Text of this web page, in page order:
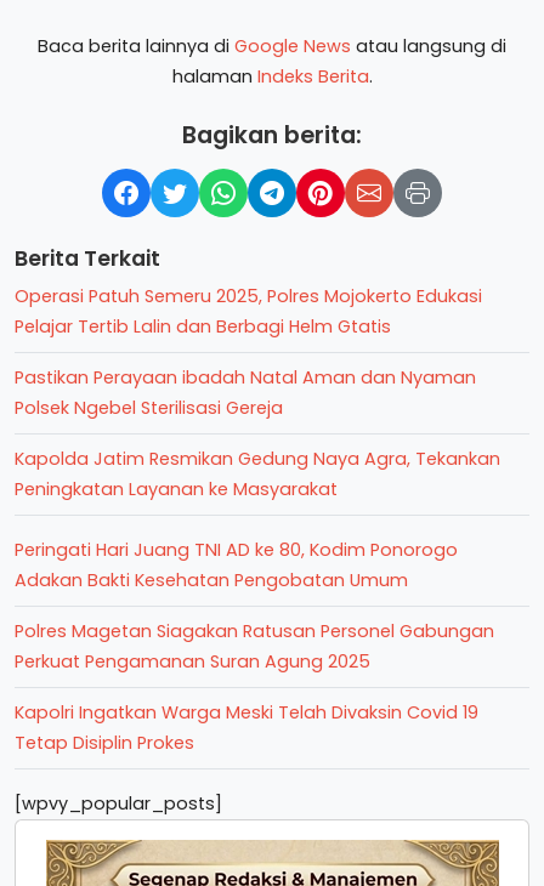
Baca berita lainnya di Google News atau langsung di
halaman Indeks Berita.
Bagikan berita:
Berita Terkait
Operasi Patuh Semeru 2025, Polres Mojokerto Edukasi
Pelajar Tertib Lalin dan Berbagi Helm Gtatis
Pastikan Perayaan ibadah Natal Aman dan Nyaman
Polsek Ngebel Sterilisasi Gereja
Kapolda Jatim Resmikan Gedung Naya Agra, Tekankan
Peningkatan Layanan ke Masyarakat
Peringati Hari Juang TNI AD ke 80, Kodim Ponorogo
Adakan Bakti Kesehatan Pengobatan Umum
Polres Magetan Siagakan Ratusan Personel Gabungan
Perkuat Pengamanan Suran Agung 2025
Kapolri Ingatkan Warga Meski Telah Divaksin Covid 19
Tetap Disiplin Prokes
[wpvy_popular_posts]